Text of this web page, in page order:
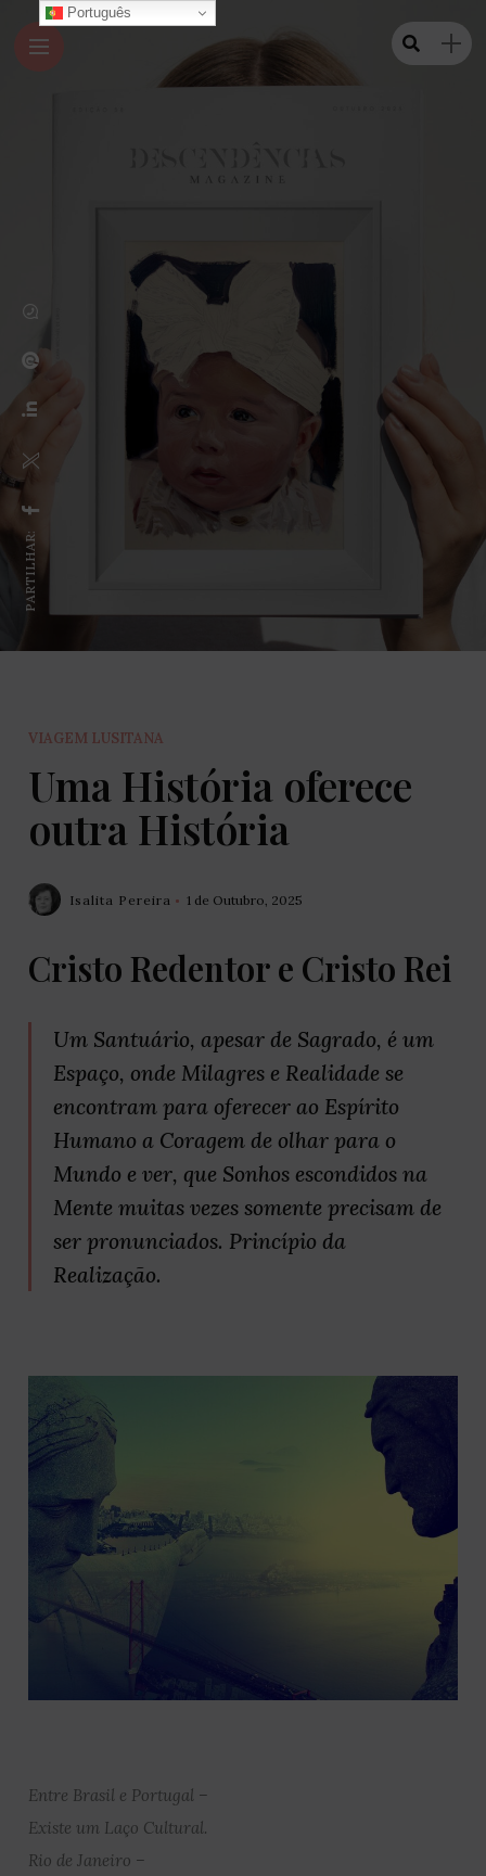
PARTILHAR:
VIAGEM LUSITANA
Uma História oferece
outra História
Isalita Pereira 1 de Outubro, 2025
Cristo Redentor e Cristo Rei
Um Santuário, apesar de Sagrado, é um
Espaço, onde Milagres e Realidade se
encontram para oferecer ao Espírito
Humano a Coragem de olhar para o
Mundo e ver, que Sonhos escondidos na
Mente muitas vezes somente precisam de
ser pronunciados. Princípio da
Realização.
Entre Brasil e Portugal –
Existe um Laço Cultural.
Rio de Janeiro –
Português